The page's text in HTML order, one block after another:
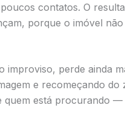
contatos. O
porque o imóvel
improviso, perde ainda
e recomeçando
está procurando —